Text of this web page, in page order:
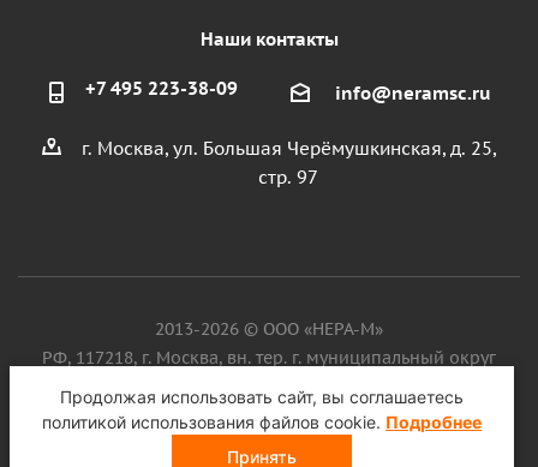
Наши контакты
+7 495 223-38-09 info@neramsc.ru
г. Москва, ул. Большая Черёмушкинская, д. 25,
стр. 97
2013-2026 © ООО «НЕРА-М»
РФ, 117218, г. Москва, вн. тер. г. муниципальный округ
Котловка, ул. Большая Черёмушкинская, д. 25, стр. 97, ИНН
9718086924, ОГРН 1187746099750
Продолжая использовать сайт, вы соглашаетесь
политикой использования файлов cookie. Подробнее
Принять